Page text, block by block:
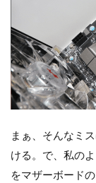
まぁ、そんなミ
ける。で、私の
をマザーボード